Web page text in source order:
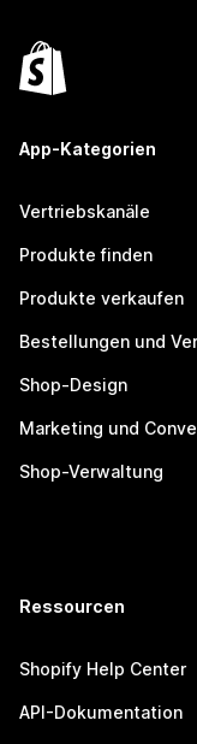
App-Kategorien
Vertriebskanäle
Produkte finden
Produkte verkaufen
Bestellungen und
Shop-Design
Marketing und
Shop-Verwaltung
Ressourcen
Shopify Help Center
API-Dokumentation